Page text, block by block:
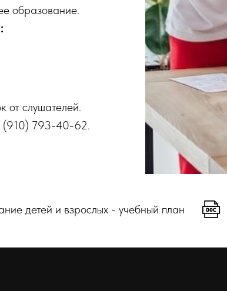
образование.
от слушателей.
(910) 793-40-62.
детей и взрослых - учебный план